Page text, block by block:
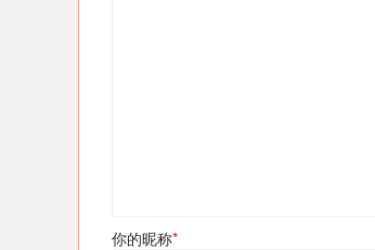
你的昵称*